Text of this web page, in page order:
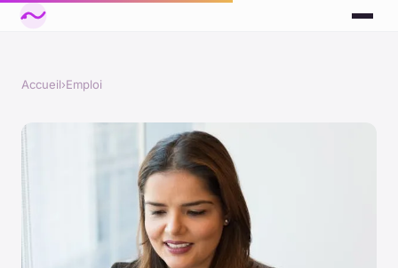
Accueil›Emploi